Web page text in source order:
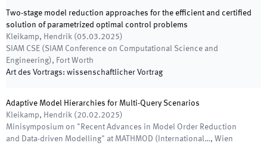
Two-stage model reduction approaches for the efficient and certified
solution of parametrized optimal control problems
Kleikamp, Hendrik (05.03.2025)
SIAM CSE (SIAM Conference on Computational Science and
Engineering), Fort Worth
Art des Vortrags: wissenschaftlicher Vortrag
Adaptive Model Hierarchies for Multi-Query Scenarios
Kleikamp, Hendrik ( 20.02.2025)
Minisymposium on "Recent Advances in Model Order Reduction
and Data-driven Modelling" at MATHMOD (International…, Wien